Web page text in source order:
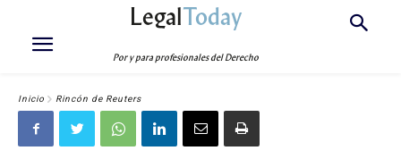
LegalToday
Por y para profesionales del Derecho
Inicio Rincón de Reuters